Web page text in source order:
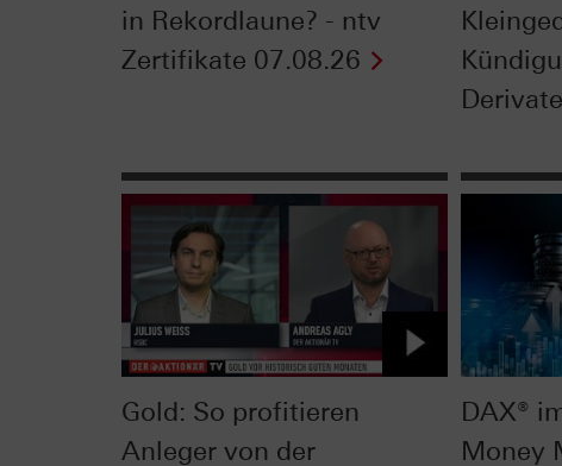
in Rekordlaune? - ntv
Zertifikate 07.08.26
Gold: So profitieren
Anleger von der
DAX®
Money